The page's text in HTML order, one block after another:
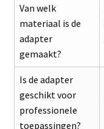
Van welk
materiaal is de
adapter
gemaakt?
Is de adapter
geschikt voor
professionele
toepassingen?